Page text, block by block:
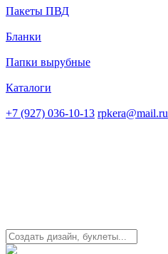
Пакеты ПВД
Бланки
Папки вырубные
Каталоги
+7 (927) 036-10-13 rpkera@mail.ru